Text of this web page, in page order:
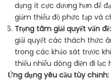
dụng ít cực dương hơn để
giảm thiểu độ phức tạp và
Trọng tâm giải quyết vấn đề:
giải quyết các thách thức
trong các khảo sát trước
thiểu nhiễu dòng điện đi lạc
Ứng dụng yêu cầu tùy chỉnh: